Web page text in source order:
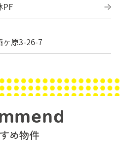
PF
ヶ原3-26-7
め物件